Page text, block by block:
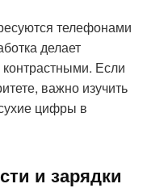
телефонами
делает
Если
важно изучить
цифры в
и зарядки